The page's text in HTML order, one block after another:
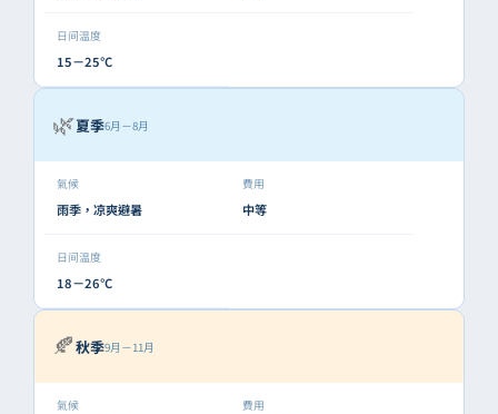
日间温度
15－25°C
🌿夏季6月－8月
氣候
雨季，凉爽避暑
費用
中等
日间温度
18－26°C
🍂秋季9月－11月
氣候 費用